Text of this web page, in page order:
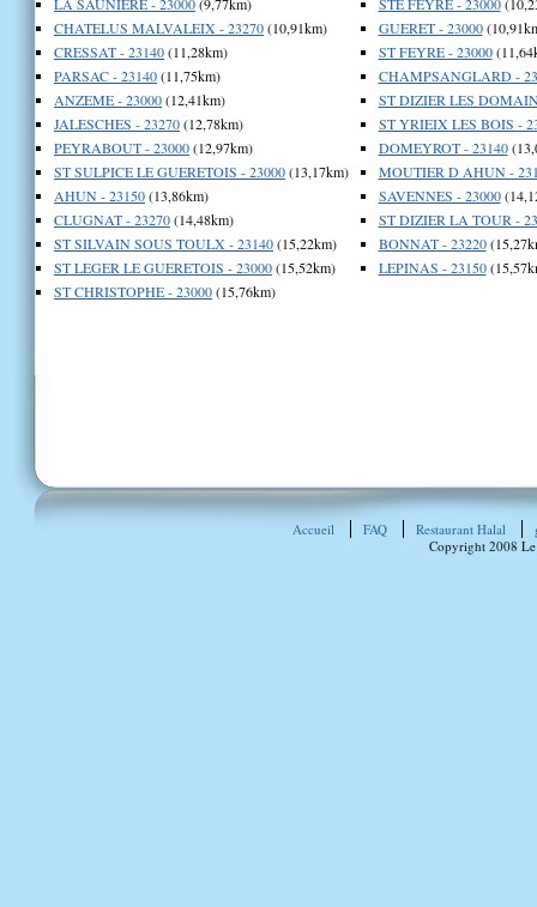
CHATELUS MALVALEIX - 23270(10,91km)
CRESSAT - 23140(11,28km)
PARSAC - 23140(11,75km)
ANZEME - 23000(12,41km)
JALESCHES - 23270(12,78km)
PEYRABOUT - 23000(12,97km)
ST SULPICE LE GUERETOIS - 23000(13,17km)
AHUN - 23150(13,86km)
CLUGNAT - 23270(14,48km)
ST SILVAIN SOUS TOULX - 23140(15,22km)
ST LEGER LE GUERETOIS - 23000(15,52km)
ST CHRISTOPHE - 23000(15,76km)
GUERET - 23000
ST FEYRE - 23000
CHAMPSANGLARD -
ST DIZIER LES
ST YRIEIX LES BOIS -
DOMEYROT - 23140
MOUTIER D AHUN -
SAVENNES - 23000
ST DIZIER LA TOUR -
BONNAT - 23220
LEPINAS - 23150
Accueil FAQ Restaurant Halal
Copyright 2008